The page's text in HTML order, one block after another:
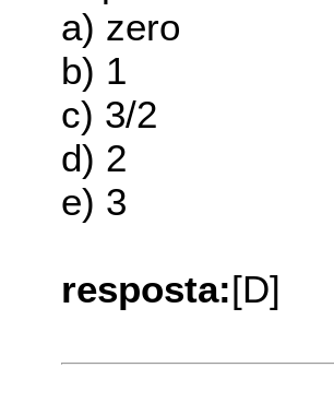
a) zero
b) 1
c) 3/2
d) 2
e) 3
resposta:[D]